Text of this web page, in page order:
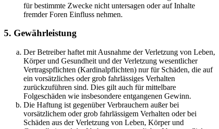
für bestimmte Zwecke nicht untersagen oder auf Inhalte
fremder Foren Einfluss nehmen.
5. Gewährleistung
Der Betreiber haftet mit Ausnahme der Verletzung von Leben,
Körper und Gesundheit und der Verletzung wesentlicher
Vertragspflichten (Kardinalpflichten) nur für Schäden, die auf
ein vorsätzliches oder grob fahrlässiges Verhalten
zurückzuführen sind. Dies gilt auch für mittelbare
Folgeschäden wie insbesondere entgangenen Gewinn.
Die Haftung ist gegenüber Verbrauchern außer bei
vorsätzlichem oder grob fahrlässigem Verhalten oder bei
Schäden aus der Verletzung von Leben, Körper und